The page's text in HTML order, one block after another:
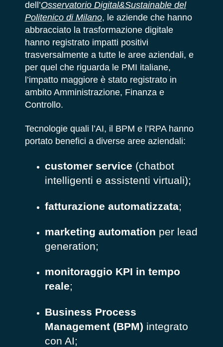
dell’Osservatorio Digital&Sustainable del
Politenico di Milano, le aziende che hanno
abbracciato la trasformazione digitale
hanno registrato impatti positivi
trasversalmente a tutte le aree aziendali, e
per quel che riguarda le PMI italiane,
l’impatto maggiore è stato registrato in
ambito Amministrazione, Finanza e
Controllo.
Tecnologie quali l’AI, il BPM e l’RPA hanno
portato benefici a diverse aree aziendali:
customer service (chatbot
intelligenti e assistenti virtuali);
fatturazione automatizzata;
marketing automation per lead
generation;
monitoraggio KPI in tempo
reale;
Business Process
Management (BPM) integrato
con AI;